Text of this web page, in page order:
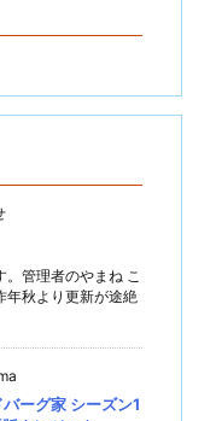
。管理者のやまね こ
年秋より更新が途絶
ーグ家 シーズン1